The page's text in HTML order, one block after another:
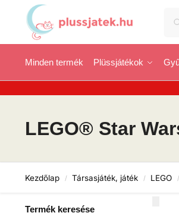
Minden termék Plüssjátékok
LEGO® Star
Kezdőlap / Társasjáték, játék / LEGO /
Termék keresése